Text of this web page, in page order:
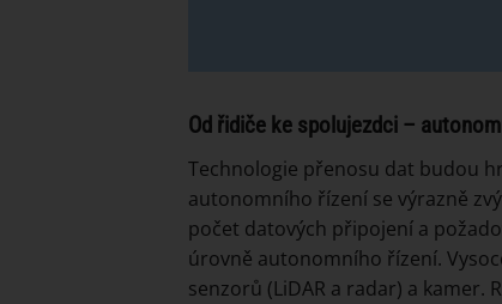
Od řidiče ke spolujezdci –
Technologie přenosu dat budou
autonomního řízení se výrazně
počet datových připojení a
úrovně autonomního řízení.
senzorů (LiDAR a radar) a kamer.